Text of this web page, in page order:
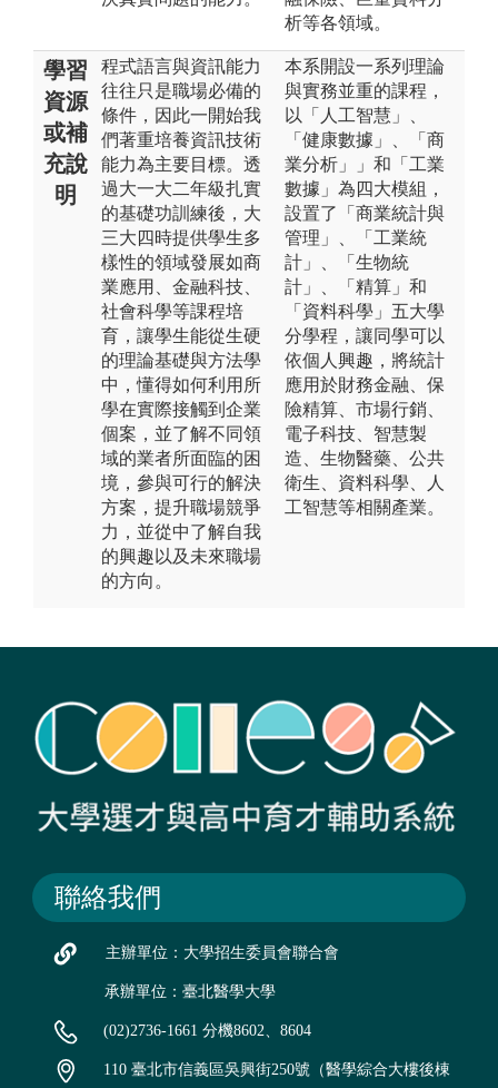
析等各領域。
學習
資源
或補
充說
明
程式語言與資訊能力
往往只是職場必備的
條件，因此一開始我
們著重培養資訊技術
能力為主要目標。透
過大一大二年級扎實
的基礎功訓練後，大
三大四時提供學生多
樣性的領域發展如商
業應用、金融科技、
社會科學等課程培
育，讓學生能從生硬
的理論基礎與方法學
中，懂得如何利用所
學在實際接觸到企業
個案，並了解不同領
域的業者所面臨的困
境，參與可行的解決
方案，提升職場競爭
力，並從中了解自我
的興趣以及未來職場
的方向。
本系開設一系列理論
與實務並重的課程，
以「人工智慧」、
「健康數據」、「商
業分析」」和「工業
數據」為四大模組，
設置了「商業統計與
管理」、「工業統
計」、「生物統
計」、「精算」和
「資料科學」五大學
分學程，讓同學可以
依個人興趣，將統計
應用於財務金融、保
險精算、市場行銷、
電子科技、智慧製
造、生物醫藥、公共
衛生、資料科學、人
工智慧等相關產業。
聯絡我們
主辦單位：大學招生委員會聯合會
承辦單位：臺北醫學大學
(02)2736-1661 分機8602、8604
110 臺北市信義區吳興街250號（醫學綜合大樓後棟